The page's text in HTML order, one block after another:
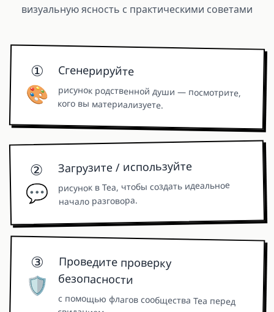
визуальную ясность с практическими советами
①
🎨
Сгенерируйте
рисунок родственной души — посмотрите,
кого вы материализуете.
②
💬
Загрузите / используйте
рисунок в Tea, чтобы создать идеальное
начало разговора.
③
🛡️
Проведите проверку
безопасности
с помощью флагов сообщества Tea перед